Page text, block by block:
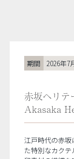
期間 2026年7
赤坂ヘリテ
Akasaka
江戸時代の赤
た特別なカクテ